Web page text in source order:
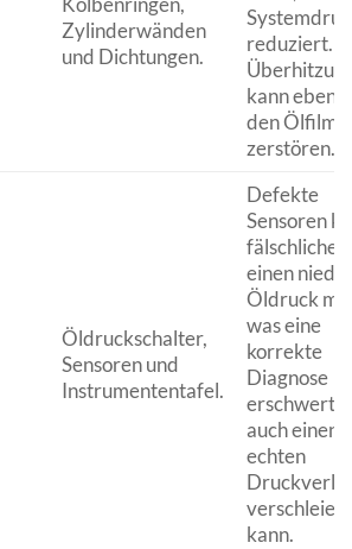
Zylinderwänden
und Dichtungen.
reduziert.
kann
den Ölfilm
zerstören.
Öldruckschalter,
Sensoren und
Instrumententafel.
Defekte
Sensoren
einen
Öldruck
was eine
korrekte
Diagnose
erschwert,
auch einen
echten
kann.